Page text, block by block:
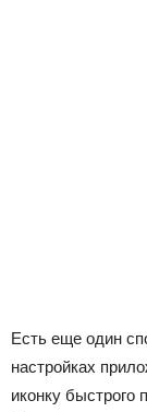
Есть еще один
настройках
иконку быстрого